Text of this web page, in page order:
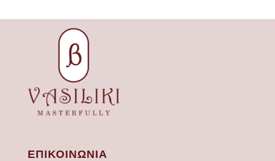
ΕΠΙΚΟΙΝΩΝΙΑ